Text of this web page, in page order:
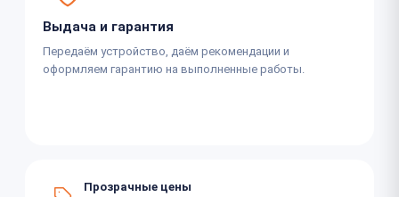
Выдача и гарантия
Передаём устройство, даём рекомендации и
оформляем гарантию на выполненные работы.
Прозрачные цены